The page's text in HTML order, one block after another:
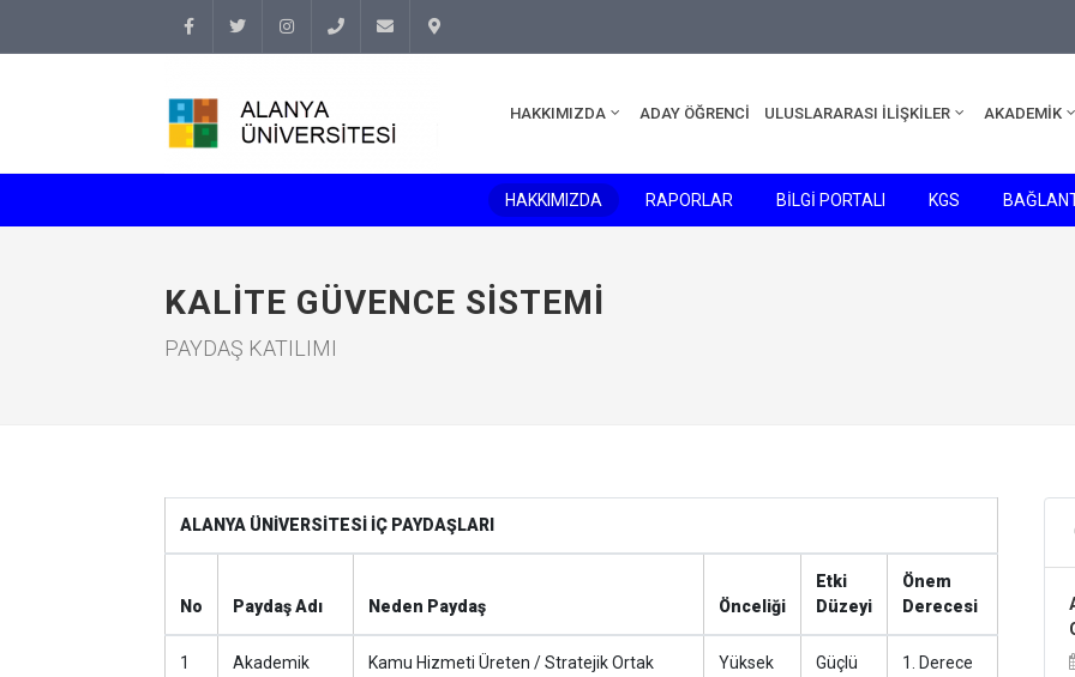
242)
HAKKIMIZDA ADAY ÖĞRENCİ ULUSLARARASI İLİŞKİLER AKADEMİK
HAKKIMIZDA RAPORLAR BİLGİ PORTALI KGS
KALITE GÜVENCE SISTEMI
PAYDAŞ KATILIMI
ALANYA ÜNİVERSİTESİ İÇ PAYDAŞLARI
No Paydaş Adı Neden Paydaş Önceliği
Etki
Düzeyi
Önem
Derecesi
1
Akademik
Kamu Hizmeti Üreten / Stratejik Ortak Yüksek Güçlü 1. Derece